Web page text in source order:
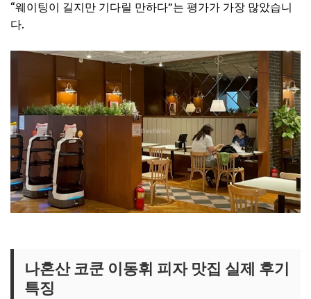
“웨이팅이 길지만 기다릴 만하다”는 평가가 가장 많았습니
다.
나혼산 코쿤 이동휘 피자 맛집 실제 후기
특징